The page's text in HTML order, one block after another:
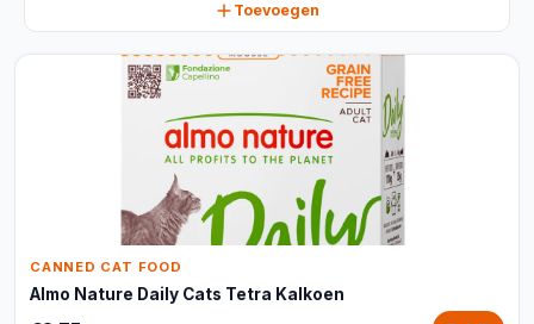
Toevoegen
CANNED CAT FOOD
Almo Nature Daily Cats Tetra Kalkoen